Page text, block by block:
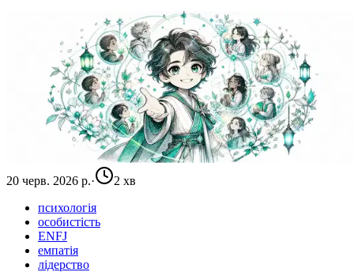
20 черв. 2026 р.·
2 хв
психологія
особистість
ENFJ
емпатія
лідерство